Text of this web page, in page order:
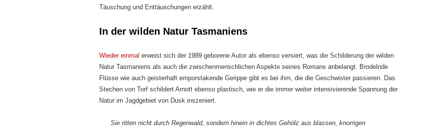
Täuschung und Enttäuschungen erzählt.
In der wilden Natur Tasmaniens
Wieder einmal erweist sich der 1989 geborene Autor als ebenso versiert, was die Schilderung der wilden
Natur Tasmaniens als auch die zwischenmenschlichen Aspekte seines Romans anbelangt. Brodelnde
Flüsse wie auch geisterhaft emporstakende Gerippe gibt es bei ihm, die die Geschwister passieren. Das
Stechen von Torf schildert Arnott ebenso plastisch, wie er die immer weiter intensivierende Spannung der
Natur im Jagdgebiet von Dusk inszeniert.
Sie ritten nicht durch Regenwald, sondern hinein in dichtes Gehölz aus blassen, knorrigen